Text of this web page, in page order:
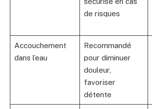
de risques
Accouchement
dans l’eau
Recommandé
pour diminuer
douleur,
favoriser
détente